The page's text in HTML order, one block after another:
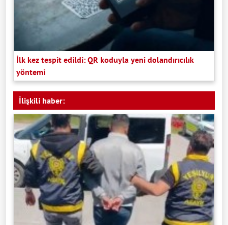
İlk kez tespit edildi: QR koduyla yeni dolandırıcılık
yöntemi
İlişkili haber: